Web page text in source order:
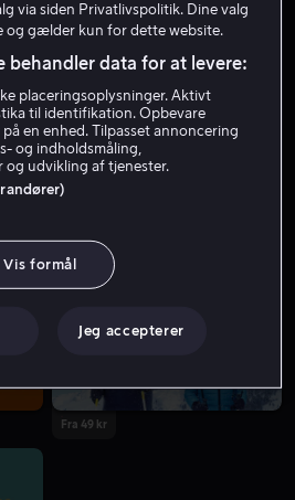
Gæst
Fra 39 kr
Fra 49 kr
via siden Privatlivspolitik. Dine valg
og gælder kun for dette website.
behandler data for at levere:
placeringsoplysninger. Aktivt
til identifikation. Opbevare
en enhed. Tilpasset annoncering
og indholdsmåling,
og udvikling af tjenester.
Vis formål
Jeg accepterer